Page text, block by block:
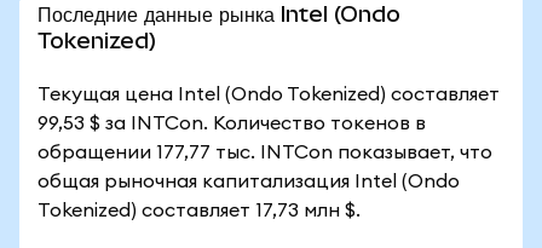
Последние данные рынка Intel (Ondo
Tokenized)
Текущая цена Intel (Ondo Tokenized) составляет
99,53 $ за INTCon. Количество токенов в
обращении 177,77 тыс. INTCon показывает, что
общая рыночная капитализация Intel (Ondo
Tokenized) составляет 17,73 млн $.